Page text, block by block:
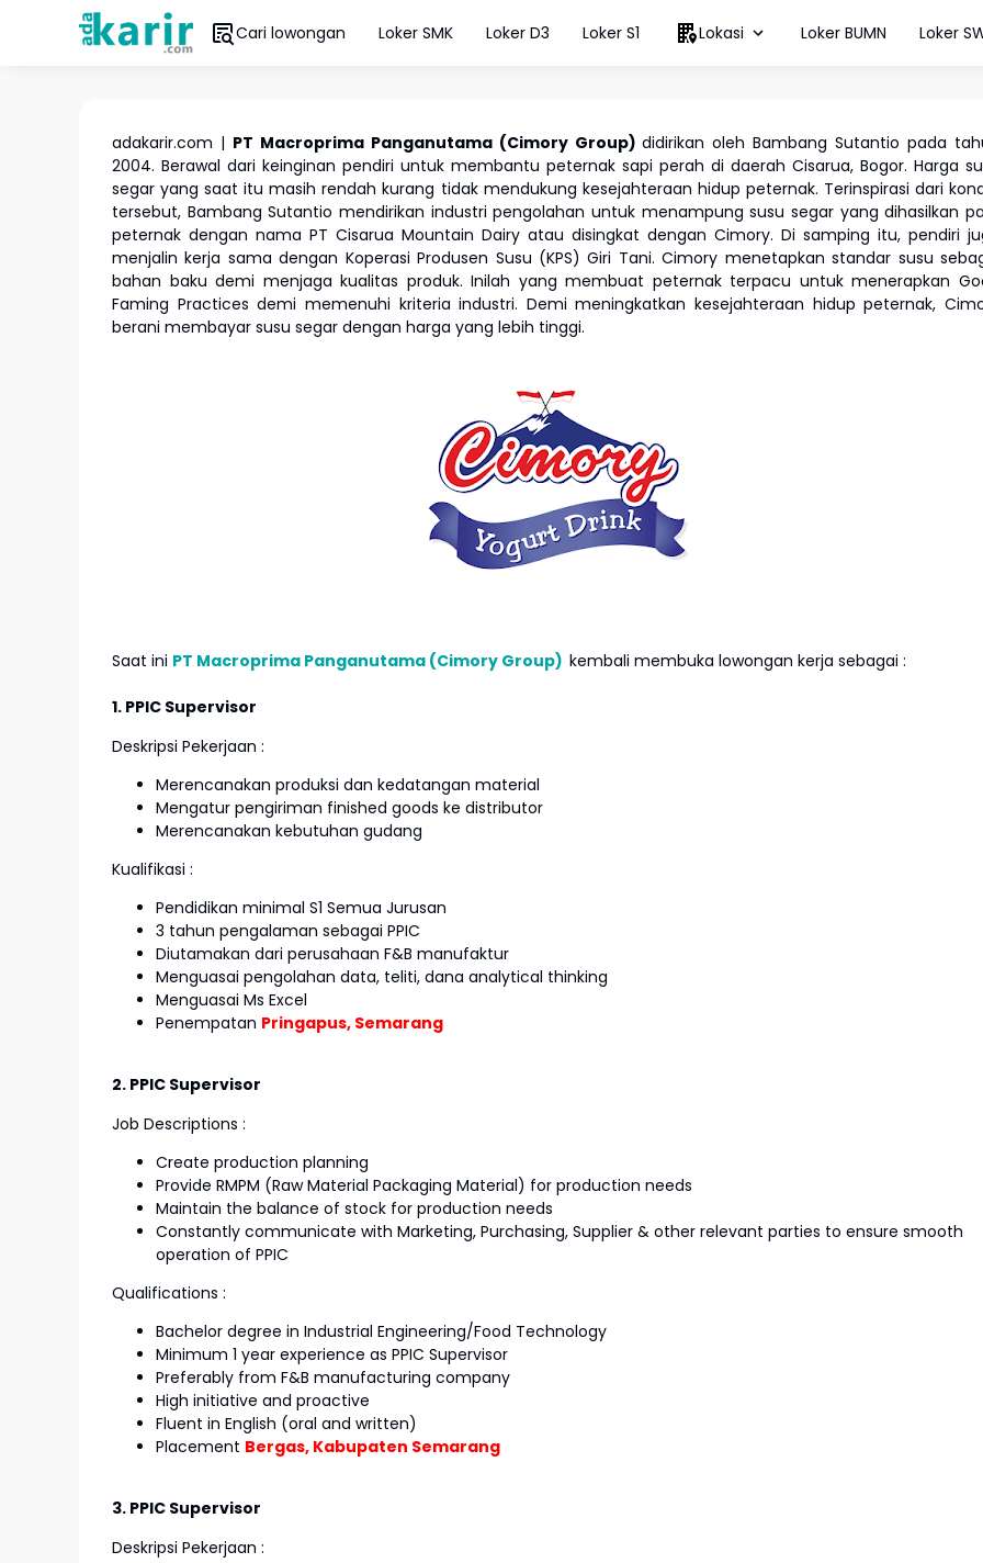
Cari lowongan Loker SMK Loker D3 Loker S1 Lokasi Loker BUMN Loker
adakarir.com | PT Macroprima Panganutama (Cimory Group)didirikan oleh Bambang Sutantio pada
2004. Berawal dari keinginan pendiri untuk membantu peternak sapi perah di daerah Cisarua, Bogor. Harga
segar yang saat itu masih rendah kurang tidak mendukung kesejahteraan hidup peternak. Terinspirasi dari
tersebut, Bambang Sutantio mendirikan industri pengolahan untuk menampung susu segar yang dihasilkan
peternak dengan nama PT Cisarua Mountain Dairy atau disingkat dengan Cimory. Di samping itu, pendiri
menjalin kerja sama dengan Koperasi Produsen Susu (KPS) Giri Tani. Cimory menetapkan standar susu
bahan baku demi menjaga kualitas produk. Inilah yang membuat peternak terpacu untuk menerapkan
Faming Practices demi memenuhi kriteria industri. Demi meningkatkan kesejahteraan hidup peternak,
berani membayar susu segar dengan harga yang lebih tinggi.
Saat ini PT Macroprima Panganutama (Cimory Group) kembali membuka lowongan kerja sebagai :
1. PPIC Supervisor
Deskripsi Pekerjaan :
Merencanakan produksi dan kedatangan material
Mengatur pengiriman finished goods ke distributor
Merencanakan kebutuhan gudang
Kualifikasi :
Pendidikan minimal S1 Semua Jurusan
3 tahun pengalaman sebagai PPIC
Diutamakan dari perusahaan F&B manufaktur
Menguasai pengolahan data, teliti, dana analytical thinking
Menguasai Ms Excel
Penempatan Pringapus, Semarang
2. PPIC Supervisor
Job Descriptions :
Create production planning
Provide RMPM (Raw Material Packaging Material) for production needs
Maintain the balance of stock for production needs
Constantly communicate with Marketing, Purchasing, Supplier & other relevant parties to ensure smooth
operation of PPIC
Qualifications :
Bachelor degree in Industrial Engineering/Food Technology
Minimum 1 year experience as PPIC Supervisor
Preferably from F&B manufacturing company
High initiative and proactive
Fluent in English (oral and written)
Placement Bergas, Kabupaten Semarang
3. PPIC Supervisor
Deskripsi Pekerjaan :